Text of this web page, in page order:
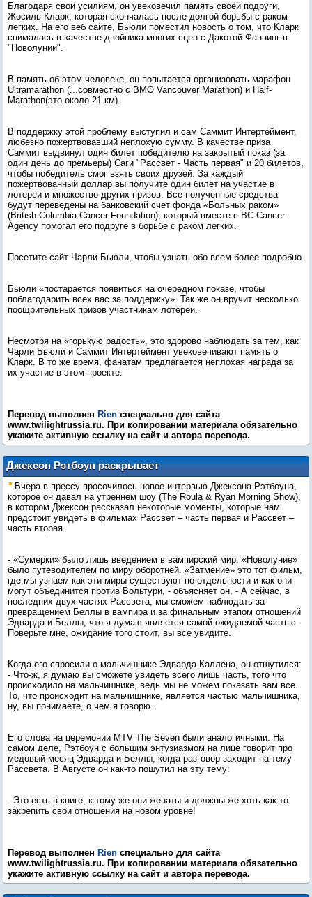
Благодаря свои усилиям, он увековечил память своей подруги,
Жосиль Кларк, которая скончалась после долгой борьбы с раком
легких. На его веб сайте, Бьюли поместил новость о том, что Кларк
снималась в качестве двойника многих сцен с Дакотой Фаннинг в
"Новолунии".
В память об этом человеке, он попытается организовать марафон
Ultramarathon (...совместно с BMO Vancouver Marathon) и Half-
Marathon(это около 21 км).
В поддержку этой проблему выступил и сам Саммит Интертеймент,
любезно пожертвовавший неплохую сумму. В качестве приза
Саммит выдвинул один билет победителю на закрытый показ (за
один день до премьеры) Саги "Рассвет - Часть первая" и 20 билетов,
чтобы победитель смог взять своих друзей. За каждый
пожертвованный доллар вы получите один билет на участие в
лотереи и множество других призов. Все полученные средства
будут переведены на банковский счет фонда «Больных раком»
(British Columbia Cancer Foundation), который вместе с BC Cancer
Agency помогал его подруге в борьбе с раком легких.
Посетите сайт Чарли Бьюли, чтобы узнать обо всем более подробно.
Бьюли «постарается появиться на очередном показе, чтобы
поблагодарить всех вас за поддержку». Так же он вручит несколько
поощрительных призов участникам лотереи.
Несмотря на «горькую радость», это здорово наблюдать за тем, как
Чарли Бьюли и Саммит Интертеймент увековечивают память о
Кларк. В то же время, фанатам предлагается неплохая награда за
их участие в этом проекте.
Перевод выполнен Rien специально для сайта
www.twilightrussia.ru. При копировании материала обязательно
укажите активную ссылку на сайт и автора перевода.
Джексон Рэтбоун раскрывает
некоторые секреты фильма «Рассвет»
Вчера в прессу просочилось новое интервью Джексона Рэтбоуна,
которое он давал на утреннем шоу (The Roula & Ryan Morning Show),
в котором Джексон рассказал некоторые моменты, которые нам
предстоит увидеть в фильмах Рассвет – часть первая и Рассвет –
часть вторая.
- «Сумерки» было лишь введением в вампирский мир. «Новолуние»
было путеводителем по миру оборотней. «Затмение» это тот фильм,
где мы узнаем как эти миры существуют по отдельности и как они
могут объединится против Вольтури, - объясняет он, - А сейчас, в
последних двух частях Рассвета, мы сможем наблюдать за
превращением Беллы в вампира и за финальным этапом отношений
Эдварда и Беллы, что я думаю является самой ожидаемой частью.
Поверьте мне, ожидание того стоит, вы все увидите.
Когда его спросили о мальчишнике Эдварда Каллена, он отшутился:
- Что-ж, я думаю вы сможете увидеть всего лишь часть, того что
происходило на мальчишнике, ведь мы не можем показать вам все.
То, что происходит на мальчишнике, является частью мальчишника,
ну, вы понимаете, о чем я говорю.
Его слова на церемонии MTV The Seven были аналогичными. На
самом деле, Рэтбоун с большим энтузиазмом на лице говорит про
медовый месяц Эдварда и Беллы, когда разговор заходит на тему
Рассвета. В Августе он как-то пошутил на эту тему:
- Это есть в книге, к тому же они женаты и должны же хоть как-то
закрепить свои отношения на новом уровне!
Перевод выполнен Rien специально для сайта
www.twilightrussia.ru. При копировании материала обязательно
укажите активную ссылку на сайт и автора перевода.